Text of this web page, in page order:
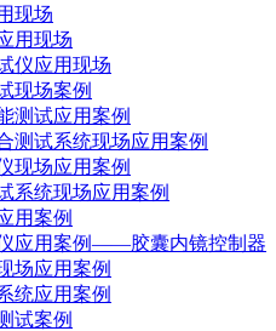
现场
用现场
仪应用现场
现场案例
测试应用案例
测试系统现场应用案例
现场应用案例
系统现场应用案例
用案例
应用案例——胶囊内镜控制器
场应用案例
统应用案例
试案例